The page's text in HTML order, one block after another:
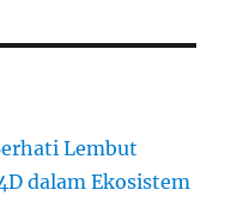
Lembut
dalam Ekosistem